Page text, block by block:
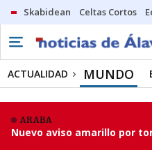
Skabidean Celtas Cortos
ACTUALIDAD MUNDO
ARABA
Nuevo aviso amarillo por